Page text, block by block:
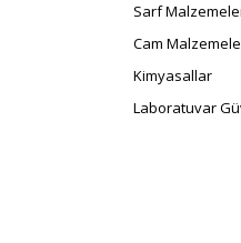
Sarf
Cam
Kimyasallar
Laboratuvar